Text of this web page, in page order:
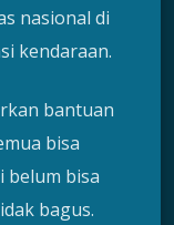
nasional di
kendaraan.
bantuan
bisa
belum bisa
bagus.